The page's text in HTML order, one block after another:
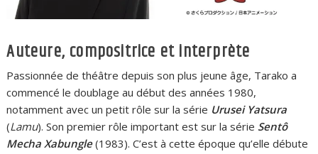
Auteure, compositrice et interprète
Passionnée de théâtre depuis son plus jeune âge, Tarako a
commencé le doublage au début des années 1980,
notamment avec un petit rôle sur la série Urusei Yatsura
(Lamu). Son premier rôle important est sur la série Sentô
Mecha Xabungle(1983). C’est à cette époque qu’elle débute